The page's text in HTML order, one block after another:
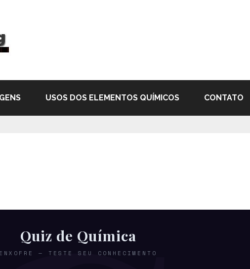
USOS DOS ELEMENTOS QUÍMICOS CONTATO
Quiz de Química
ENXOFRE — TESTE SEU CONHECIMENTO